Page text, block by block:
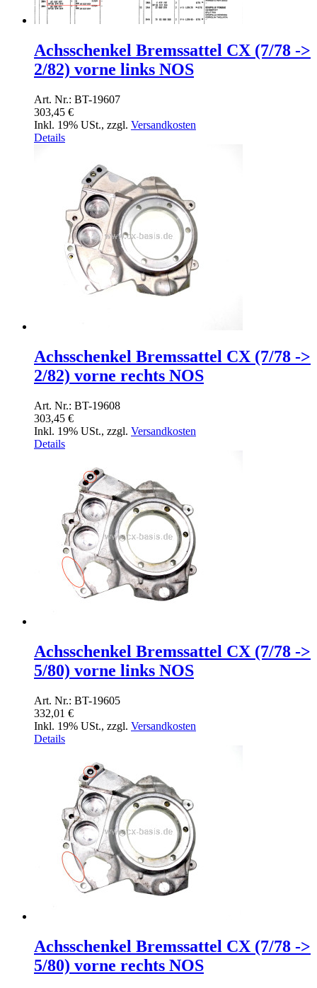
Achsschenkel Bremssattel CX (7/78 ->
2/82) vorne links NOS
Art. Nr.: BT-19607
303,45 €
Inkl. 19% USt., zzgl. Versandkosten
Details
Achsschenkel Bremssattel CX (7/78 ->
2/82) vorne rechts NOS
Art. Nr.: BT-19608
303,45 €
Inkl. 19% USt., zzgl. Versandkosten
Details
Achsschenkel Bremssattel CX (7/78 ->
5/80) vorne links NOS
Art. Nr.: BT-19605
332,01 €
Inkl. 19% USt., zzgl. Versandkosten
Details
Achsschenkel Bremssattel CX (7/78 ->
5/80) vorne rechts NOS